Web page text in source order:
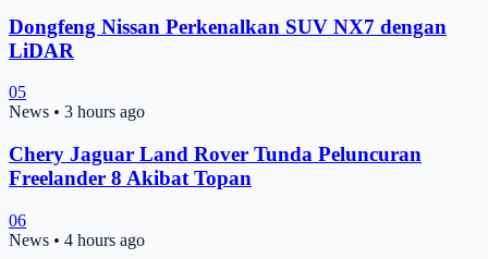
Dongfeng Nissan Perkenalkan SUV NX7 dengan
LiDAR
05
News • 3 hours ago
Chery Jaguar Land Rover Tunda Peluncuran
Freelander 8 Akibat Topan
06
News • 4 hours ago